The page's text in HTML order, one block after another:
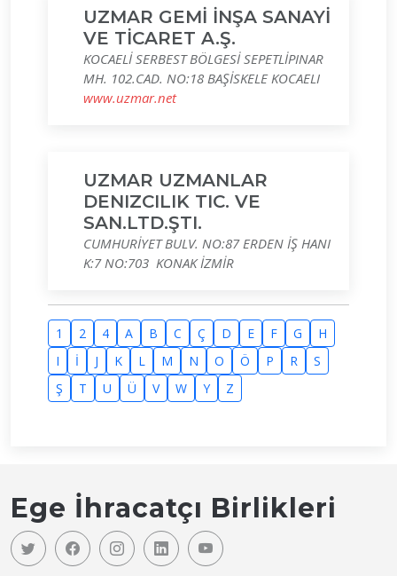
UZMAR GEMİ İNŞA SANAYİ
VE TİCARET A.Ş.
KOCAELİ SERBEST BÖLGESİ SEPETLİPINAR
MH. 102.CAD. NO:18 BAŞİSKELE KOCAELI
www.uzmar.net
UZMAR UZMANLAR
DENIZCILIK TIC. VE
SAN.LTD.ŞTI.
CUMHURİYET BULV. NO:87 ERDEN İŞ HANI
K:7 NO:703 KONAK İZMİR
1 2 4 A B C Ç D E F G
H
I
İ J K L M N O Ö P R
S
Ş
T U Ü V W Y Z
Ege İhracatçı Birlikleri